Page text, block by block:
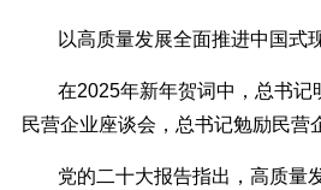
以高质量发展全面推进中国式
在2025年新年贺词中，总书记
民营企业座谈会，总书记勉励民
党的二十大报告指出，高质量